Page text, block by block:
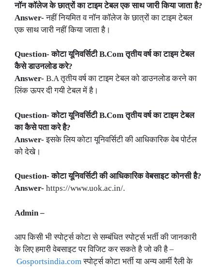
नॉन कॉलेज के छात्रों का टाइम टेबल एक साथ जारी किया जाता है?
Answer- नहीं नियमित व नॉन कॉलेज के छात्रों का टाइम टेबल
एक साथ जारी नहीं किया जाता है।
Question- कोटा यूनिवर्सिटी B.Com तृतीय वर्ष का टाइम टेबल
कैसे डाउनलोड करे?
Answer- B.A तृतीय वर्ष का टाइम टेबल को डाउनलोड करने का
लिंक ऊपर दी गयी टेबल में है।
Question- कोटा यूनिवर्सिटी B.Com तृतीय वर्ष का टाइम टेबल
का कैसे पता करे है?
Answer- इसके लिय कोटा यूनिवर्सिटी की आधिकारिक वेब पोर्टल
को देखे।
Question- कोटा यूनिवर्सिटी की आधिकारिक वेबसाइट कोनसी है?
Answer- https://www.uok.ac.in/.
Admin –
आप किसी भी स्पोर्ट्स कोटा से सम्बंधित स्पोर्ट्स भर्ती की जानकारी
के लिए हमारी वेबसाइट पर विजिट कर सकते है जो की है –
Gosportsindia.comस्पोर्ट्स कोटा भर्ती या अन्य आर्मी रैली के